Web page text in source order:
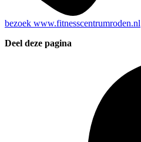
bezoek www.fitnesscentrumroden.nl
Deel deze pagina